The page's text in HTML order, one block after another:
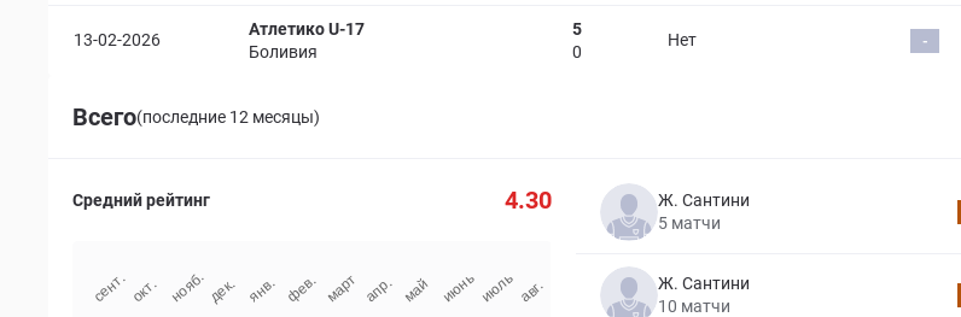
13-02-2026
Атлетико U-17
Боливия
5
0
Нет -
Всего(последние 12 месяцы)
Средний рейтинг 4.30
Ж. Сантини
5 матчи
Ж. Сантини
10 матчи